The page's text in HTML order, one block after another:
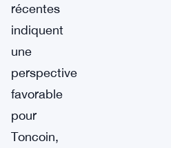
récentes
indiquent
une
perspective
favorable
pour
Toncoin,